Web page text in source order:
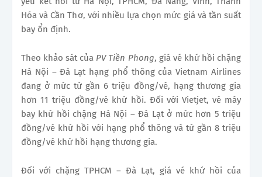
Hóa và Cần Thơ, với nhiều lựa chọn mức giá và tần suất
bay ổn định.
Theo khảo sát của PV Tiền Phong, giá vé khứ hồi chặng
Hà Nội – Đà Lạt hạng phổ thông của Vietnam Airlines
đang ở mức từ gần 6 triệu đồng/vé, hạng thương gia
hơn 11 triệu đồng/vé khứ hồi. Đối với Vietjet, vé máy
bay khứ hồi chặng Hà Nội – Đà Lạt ở mức hơn 5 triệu
đồng/vé khứ hồi với hạng phổ thông và từ gần 8 triệu
đồng/vé khứ hồi hạng thương gia.
Đối với chặng TPHCM – Đà Lạt, giá vé khứ hồi của